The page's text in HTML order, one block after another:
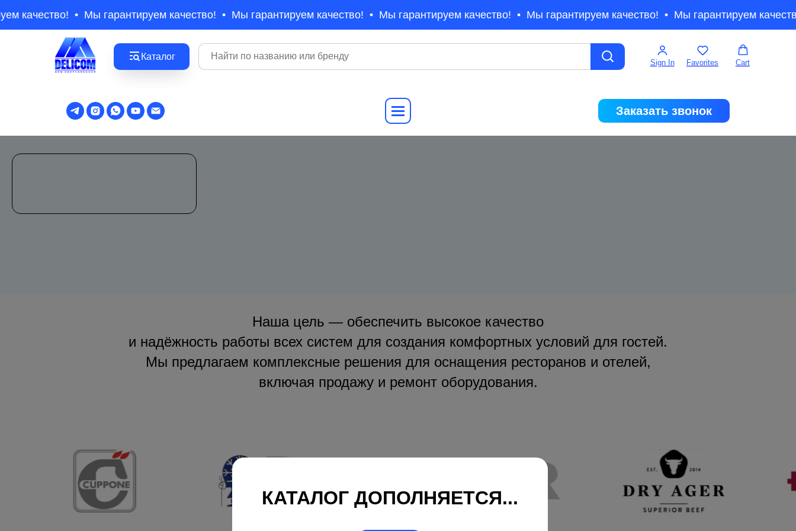
качество! Мы гарантируем качество! Мы гарантируем качество! Мы гарантируем качество! Мы гарантируем качество! Мы гарантируем
Каталог
Sign In Favorites Cart
Заказать звонок
КАТАЛОГ ДОПОЛНЯЕТСЯ...
Наша цель — обеспечить высокое качество
и надёжность работы всех систем для создания комфортных условий для гостей.
Мы предлагаем комплексные решения для оснащения ресторанов и отелей,
включая продажу и ремонт оборудования.